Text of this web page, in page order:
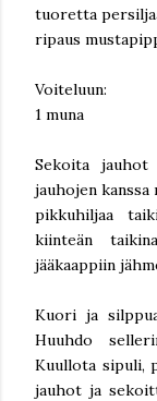
tuoretta
ripaus
Voiteluun:
1 muna
Sekoita
jauhojen kanssa
pikkuhiljaa
kiinteän
jääkaappiin
Kuori ja
Huuhdo
Kuullota sipuli,
jauhot ja